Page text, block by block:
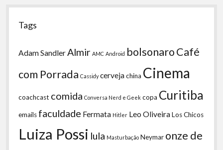
Tags
Adam Sandler Almir AMC Android bolsonaroCafé
com Porrada Cassidy cervejachina Cinema
coachcast comida Conversa Nerd e Geek copa Curitiba
emails faculdade Fermata Hitler Leo OliveiraLos Chicos
Luiza Possi lula Masturbação Neymar onze de